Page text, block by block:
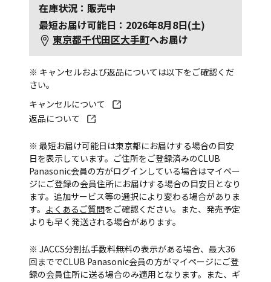
在庫状況：販売中
最短お届け可能日：2026年8月8日(土)
東京都千代田区大手町へお届け
※ キャンセルおよび返品については以下をご確認くだ
さい。
キャンセルについて
返品について
※ 最短お届け可能日は東京都にお届けする場合の目安
日を表示しています。ご住所をご登録済みのCLUB
Panasonic会員の方がログインしている場合はマイペー
ジにご登録の会員住所にお届けする場合の目安日となり
ます。追加サービス等の選択により変わる場合がありま
す。 よくあるご質問をご確認ください。また、発売予定
よりも早く発送される場合があります。
※ JACCS分割払手数料無料の表示がある場合、最大36
回まででCLUB Panasonic会員の方がマイページにご登
録の会員住所に送る場合のみ適用となります。また、ギ